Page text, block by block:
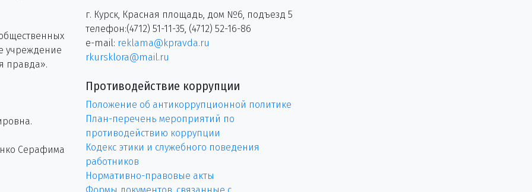
учреждение
правда».
Серафима
г. Курск, Красная площадь, дом №6, подъезд 5
телефон:(4712) 51-11-35, (4712) 52-16-86
e-mail: reklama@kpravda.ru
rkursklora@mail.ru
Противодействие коррупции
Положение об антикоррупционной политике
План-перечень мероприятий по
противодействию коррупции
Кодекс этики и служебного поведения
работников
Нормативно-правовые акты